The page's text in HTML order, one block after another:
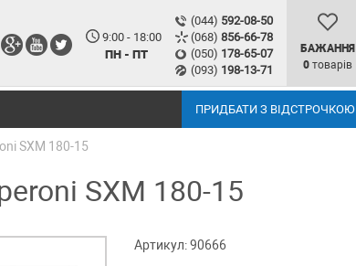
9:00 - 18:00
ПН - ПТ
(044) 592-08-50
(068) 856-66-78
(050) 178-65-07
(093) 198-13-71
БАЖАННЯ
0 товарів
ПРИДБАТИ З ВІДСТРОЧКОЮ
SXM 180-15
SXM 180-15
Артикул: 90666